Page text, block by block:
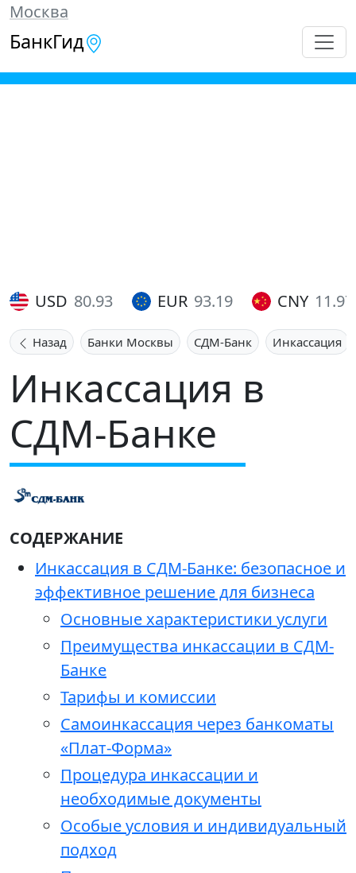
Москва
БанкГид
USD 80.93 EUR 93.19 CNY 11.97
Назад Банки Москвы СДМ-Банк Инкассация
Инкассация в
СДМ-Банке
СОДЕРЖАНИЕ
Инкассация в СДМ-Банке: безопасное и
эффективное решение для бизнеса
Основные характеристики услуги
Преимущества инкассации в СДМ-
Банке
Тарифы и комиссии
Самоинкассация через банкоматы
«Плат-Форма»
Процедура инкассации и
необходимые документы
Особые условия и индивидуальный
подход